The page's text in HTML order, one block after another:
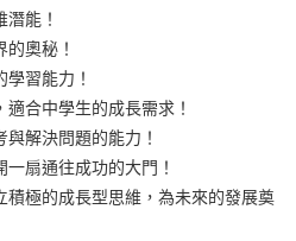
哥大用戶可立即使用無須另外申請。
訂單成立後會自動跳轉到大哥付的交易
的期數、繳款截止日，確認付款後即完
額請依後續交易確認頁面所載為準。
交易或遇審核未通過，訂單將自動取
，表示未達大哥付你分期系統評分，恕無
才付款」的支付方式。 讓您購物簡單
卡、不需儲值。
證，即可結帳。
付款。
能！
奧秘！
習能力！
合中學生的成長需求！
解決問題的能力！
扇通往成功的大門！
積極的成長型思維，為未來的發展奠